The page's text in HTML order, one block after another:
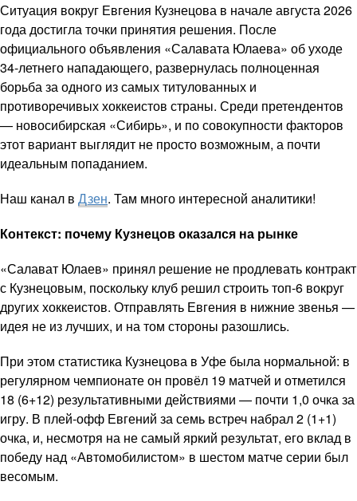
Ситуация вокруг Евгения Кузнецова в начале августа 2026
года достигла точки принятия решения. После
официального объявления «Салавата Юлаева» об уходе
34-летнего нападающего, развернулась полноценная
борьба за одного из самых титулованных и
противоречивых хоккеистов страны. Среди претендентов
— новосибирская «Сибирь», и по совокупности факторов
этот вариант выглядит не просто возможным, а почти
идеальным попаданием.
Наш канал в Дзен. Там много интересной аналитики!
Контекст: почему Кузнецов оказался на рынке
«Салават Юлаев» принял решение не продлевать контракт
с Кузнецовым, поскольку клуб решил строить топ-6 вокруг
других хоккеистов. Отправлять Евгения в нижние звенья —
идея не из лучших, и на том стороны разошлись.
При этом статистика Кузнецова в Уфе была нормальной: в
регулярном чемпионате он провёл 19 матчей и отметился
18 (6+12) результативными действиями — почти 1,0 очка за
игру. В плей-офф Евгений за семь встреч набрал 2 (1+1)
очка, и, несмотря на не самый яркий результат, его вклад в
победу над «Автомобилистом» в шестом матче серии был
весомым.